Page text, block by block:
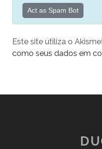
i
v
Act as Spam Bot
Este site utiliza o
como seus dados em